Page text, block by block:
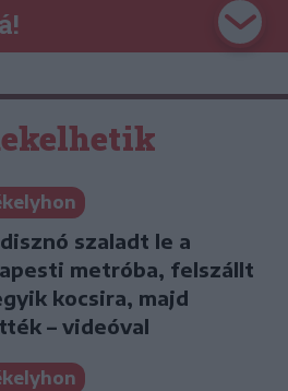
szaladt le a
metróba, felszállt
kocsira, majd
– videóval